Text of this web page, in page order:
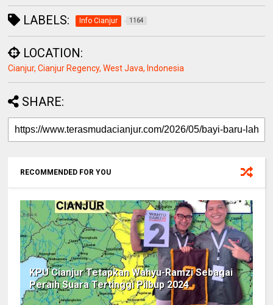
LABELS: Info Cianjur 1164
LOCATION:
Cianjur, Cianjur Regency, West Java, Indonesia
SHARE:
RECOMMENDED FOR YOU
KPU Cianjur Tetapkan Wahyu-Ramzi Sebagai
Peraih Suara Tertinggi Pilbup 2024